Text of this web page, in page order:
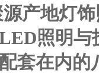
产地灯
照明
套在内